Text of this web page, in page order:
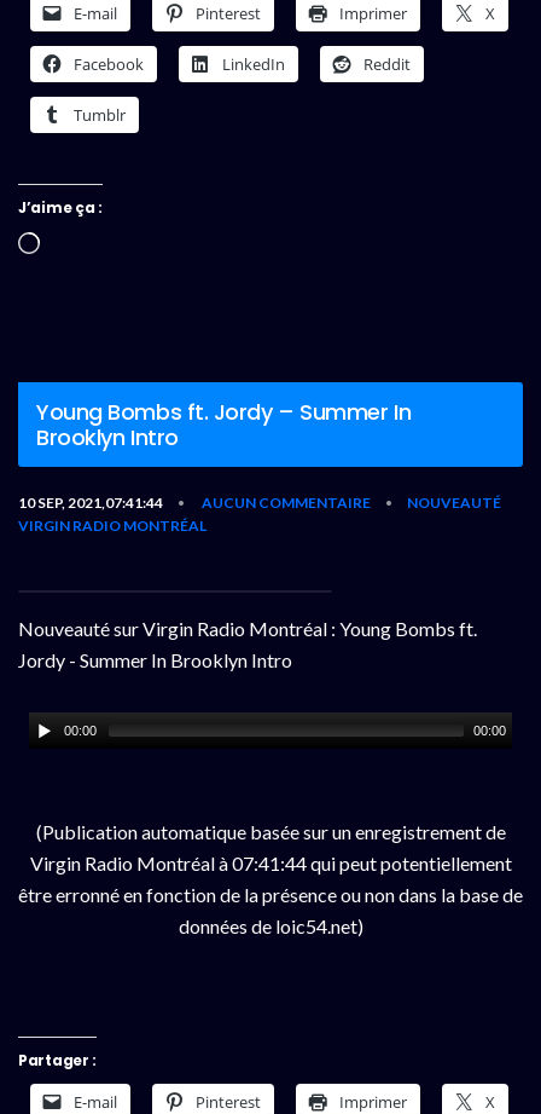
E-mail Pinterest Imprimer X
Facebook LinkedIn Reddit
Tumblr
J’aime ça :
Chargement…
Young Bombs ft. Jordy – Summer In
Brooklyn Intro
10 SEP, 2021,07:41:44 • AUCUN COMMENTAIRE •
NOUVEAUTÉ
VIRGIN RADIO MONTRÉAL
Nouveauté sur Virgin Radio Montréal : Young Bombs ft.
Jordy - Summer In Brooklyn Intro
00:00 00:00
(Publication automatique basée sur un enregistrement de
Virgin Radio Montréal à 07:41:44 qui peut potentiellement
être erronné en fonction de la présence ou non dans la base de
données de loic54.net)
Partager :
E-mail Pinterest Imprimer X